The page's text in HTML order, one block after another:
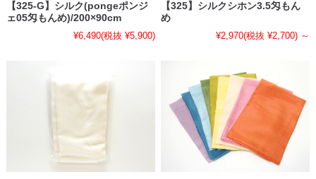
【325-G】シルク(pongeポンジ
ェ05匁もんめ)/200×90cm
¥6,490(税抜 ¥5,900)
【325】シルクシホン3.5匁もん
め
¥2,970(税抜 ¥2,700) ～